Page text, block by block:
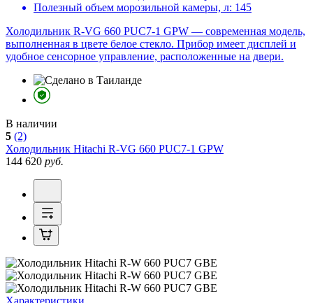
Полезный объем морозильной камеры, л: 145
Холодильник R-VG 660 PUC7-1 GPW — современная модель,
выполненная в цвете белое стекло. Прибор имеет дисплей и
удобное сенсорное управление, расположенные на двери.
В наличии
5 (2)
Холодильник Hitachi R-VG 660 PUC7-1 GPW
144 620 руб.
Характеристики